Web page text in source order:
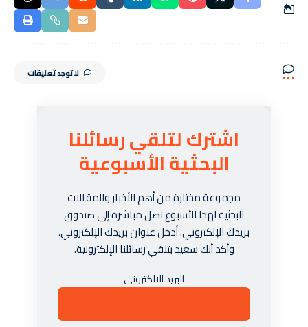
لا توجد تعليقات
اشترك لتلقي رسائلنا
البحثية الأسبوعية
مجموعة مختارة من أهم الأخبار والمقالات
البحثية لهذا الأسبوع تصل مباشرة إلى صندوق
بريدك الإلكتروني. أدخل عنوان بريدك الإلكتروني،
وأكد أنك سعيد بتلقي رسائلنا الإلكترونية.
البريد الالكتروني